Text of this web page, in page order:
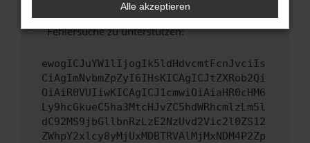
uns diesen Text schicken, um uns bei der
Fehlersuche zu unterstützen:
ewogICJuYW1lIjogIk5ldHdvcmtFcnJvciIs
CiAgImNvbmZpZyI6IHsKICAgICJtZXRob2Qi
OiAiR0VUIiwKICAgICJ1cmwiOiAiaHR0cHM6
Ly9hcGkueC5ha3MtcHJvZC5hdWRhcmlzLm5l
dC92MS9jbGllbnRzLzE2NzUvd2Vic2l0ZS12
ZWhpY2xlcy8yMjUxMDBTRVAlMjMxNDM4P2Zp
Alle akzeptieren